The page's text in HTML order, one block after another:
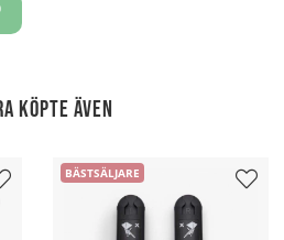
köpte även
BÄSTSÄLJARE